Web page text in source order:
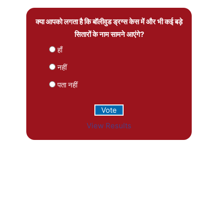
क्या आपको लगता है कि बॉलीवुड ड्रग्स केस में और भी कई बड़े
सितारों के नाम सामने आएंगे?
हाँ
नहीं
पता नहीं
View Results